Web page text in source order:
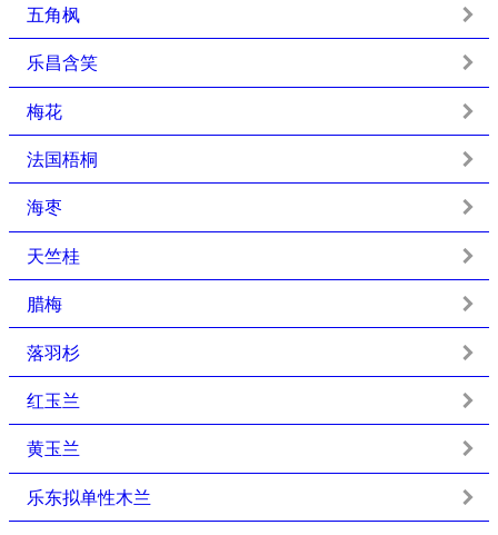
五角枫
乐昌含笑
梅花
法国梧桐
海枣
天竺桂
腊梅
落羽杉
红玉兰
黄玉兰
乐东拟单性木兰